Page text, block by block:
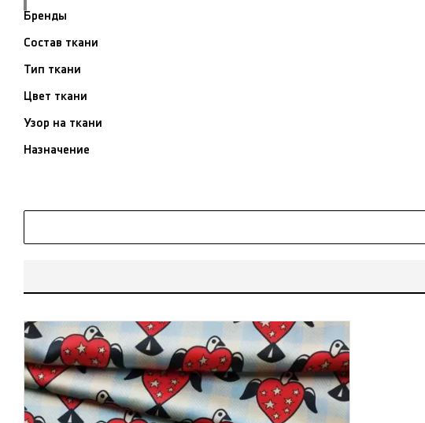
Бренды
Состав ткани
Тип ткани
Цвет ткани
Узор на ткани
Назначение